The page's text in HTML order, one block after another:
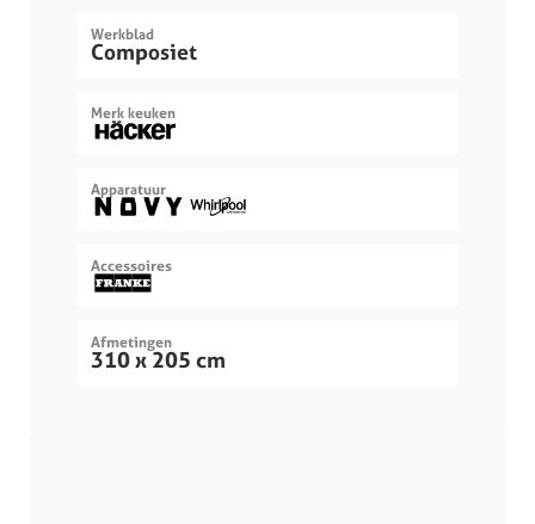
Werkblad
Composiet
Merk keuken
Apparatuur
Accessoires
Afmetingen
310 x 205 cm